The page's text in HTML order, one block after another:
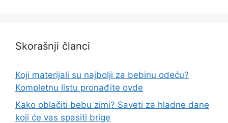
Skorašnji članci
Koji materijali su najbolji za bebinu odeću?
Kompletnu listu pronađite ovde
Kako oblačiti bebu zimi? Saveti za hladne dane
koji će vas spasiti brige